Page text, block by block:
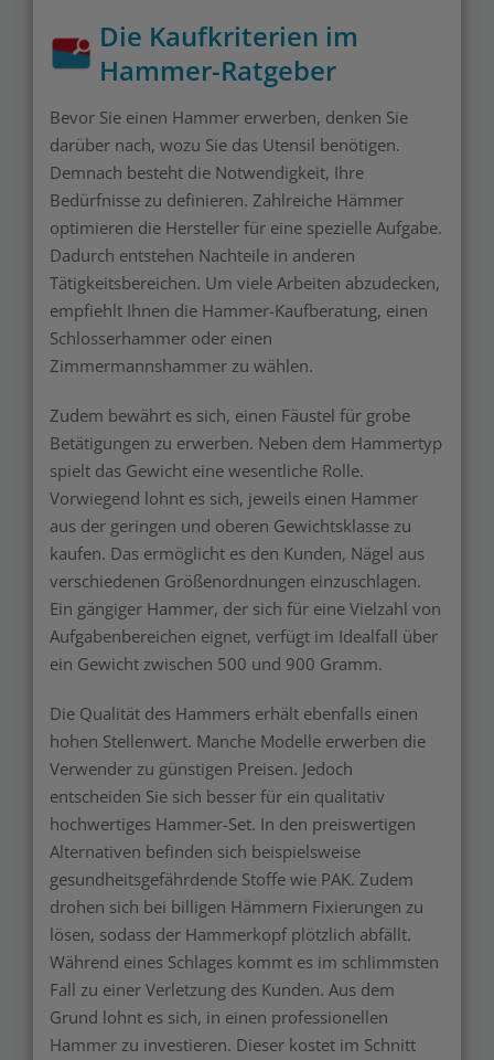
Die Kaufkriterien im
Hammer-Ratgeber
Bevor Sie einen Hammer erwerben, denken Sie
darüber nach, wozu Sie das Utensil benötigen.
Demnach besteht die Notwendigkeit, Ihre
Bedürfnisse zu definieren. Zahlreiche Hämmer
optimieren die Hersteller für eine spezielle Aufgabe.
Dadurch entstehen Nachteile in anderen
Tätigkeitsbereichen. Um viele Arbeiten abzudecken,
empfiehlt Ihnen die Hammer-Kaufberatung, einen
Schlosserhammer oder einen
Zimmermannshammer zu wählen.
Zudem bewährt es sich, einen Fäustel für grobe
Betätigungen zu erwerben. Neben dem Hammertyp
spielt das Gewicht eine wesentliche Rolle.
Vorwiegend lohnt es sich, jeweils einen Hammer
aus der geringen und oberen Gewichtsklasse zu
kaufen. Das ermöglicht es den Kunden, Nägel aus
verschiedenen Größenordnungen einzuschlagen.
Ein gängiger Hammer, der sich für eine Vielzahl von
Aufgabenbereichen eignet, verfügt im Idealfall über
ein Gewicht zwischen 500 und 900 Gramm.
Die Qualität des Hammers erhält ebenfalls einen
hohen Stellenwert. Manche Modelle erwerben die
Verwender zu günstigen Preisen. Jedoch
entscheiden Sie sich besser für ein qualitativ
hochwertiges Hammer-Set. In den preiswertigen
Alternativen befinden sich beispielsweise
gesundheitsgefährdende Stoffe wie PAK. Zudem
drohen sich bei billigen Hämmern Fixierungen zu
lösen, sodass der Hammerkopf plötzlich abfällt.
Während eines Schlages kommt es im schlimmsten
Fall zu einer Verletzung des Kunden. Aus dem
Grund lohnt es sich, in einen professionellen
Hammer zu investieren. Dieser kostet im Schnitt